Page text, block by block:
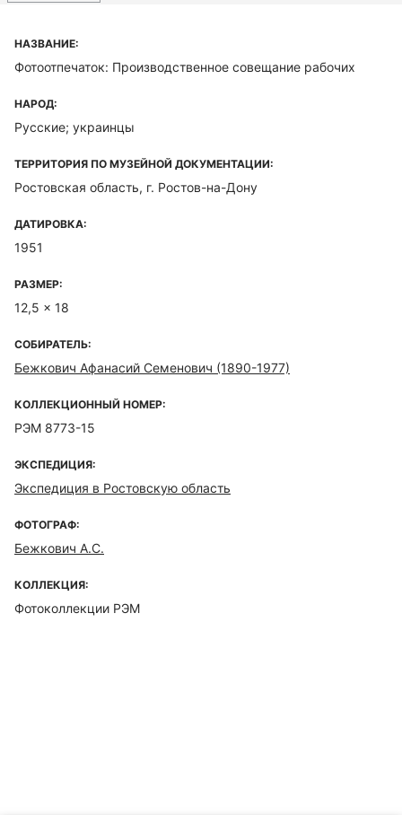
НАЗВАНИЕ:
Фотоотпечаток: Производственное совещание рабочих
НАРОД:
Русские; украинцы
ТЕРРИТОРИЯ ПО МУЗЕЙНОЙ ДОКУМЕНТАЦИИ:
Ростовская область, г. Ростов-на-Дону
ДАТИРОВКА:
1951
РАЗМЕР:
12,5 x 18
СОБИРАТЕЛЬ:
Бежкович Афанасий Семенович (1890-1977)
КОЛЛЕКЦИОННЫЙ НОМЕР:
РЭМ 8773-15
ЭКСПЕДИЦИЯ:
Экспедиция в Ростовскую область
ФОТОГРАФ:
Бежкович А.С.
КОЛЛЕКЦИЯ:
Фотоколлекции РЭМ